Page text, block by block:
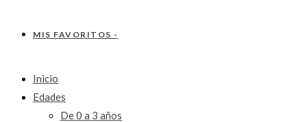
MIS FAVORITOS -
Inicio
Edades
De 0 a 3 años